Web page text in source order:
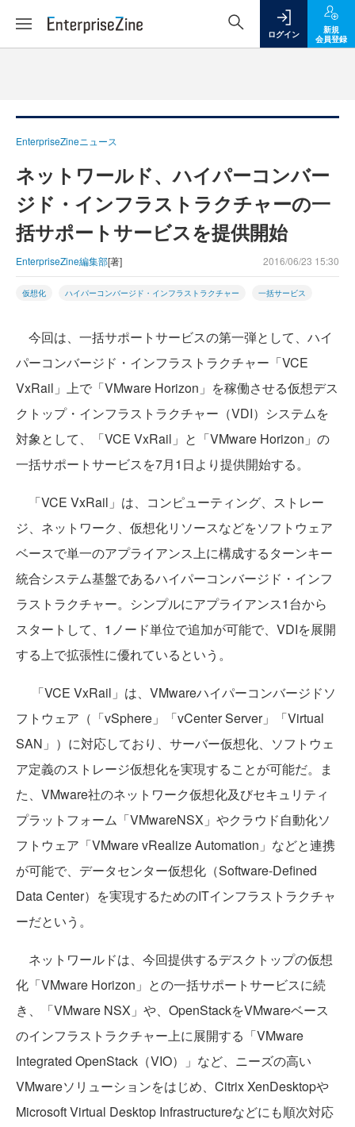
ログイン
新規
会員登録
EnterpriseZineニュース
ネットワールド、ハイパーコンバー
ジド・インフラストラクチャーの一
括サポートサービスを提供開始
EnterpriseZine編集部[著] 2016/06/23 15:30
仮想化 ハイパーコンバージド・インフラストラクチャー 一括サービス
今回は、一括サポートサービスの第一弾として、ハイ
パーコンバージド・インフラストラクチャー「VCE
VxRail」上で「VMware Horizon」を稼働させる仮想デス
クトップ・インフラストラクチャー（VDI）システムを
対象として、「VCE VxRail」と「VMware Horizon」の
一括サポートサービスを7月1日より提供開始する。
「VCE VxRail」は、コンピューティング、ストレー
ジ、ネットワーク、仮想化リソースなどをソフトウェア
ベースで単一のアプライアンス上に構成するターンキー
統合システム基盤であるハイパーコンバージド・インフ
ラストラクチャー。シンプルにアプライアンス1台から
スタートして、1ノード単位で追加が可能で、VDIを展開
する上で拡張性に優れているという。
「VCE VxRail」は、VMwareハイパーコンバージドソ
フトウェア（「vSphere」「vCenter Server」「Virtual
SAN」）に対応しており、サーバー仮想化、ソフトウェ
ア定義のストレージ仮想化を実現することが可能だ。ま
た、VMware社のネットワーク仮想化及びセキュリティ
プラットフォーム「VMwareNSX」やクラウド自動化ソ
フトウェア「VMware vRealize Automation」などと連携
が可能で、データセンター仮想化（Software-Defined
Data Center）を実現するためのITインフラストラクチャ
ーだという。
ネットワールドは、今回提供するデスクトップの仮想
化「VMware Horizon」との一括サポートサービスに続
き、「VMware NSX」や、OpenStackをVMwareベース
のインフラストラクチャー上に展開する「VMware
Integrated OpenStack（VIO）」など、ニーズの高い
VMwareソリューションをはじめ、Citrix XenDesktopや
Microsoft Virtual Desktop Infrastructureなどにも順次対応